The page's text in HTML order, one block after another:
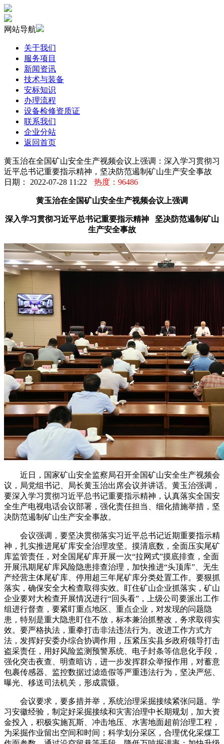
网站导航
关于我们
服务项目
新闻资讯
技术与装备
安标知识
办理流程
设备检修资质证
联系我们
企业分站
返回首页
黄玉治在全国矿山安全生产视频会议上强调：深入学习贯彻习
近平总书记重要指示精神，坚决防范遏制矿山生产安全事故
日期： 2022-07-28 11:22
热度：96486
黄玉治在全国矿山安全生产视频会议上强调
深入学习贯彻习近平总书记重要指示精神 坚决防范遏制矿山
生产安全事故
近日，国家矿山安全监察局召开全国矿山安全生产视频会
议，局党组书记、局长黄玉治出席会议并讲话。黄玉治强调，
要深入学习贯彻习近平总书记重要指示精神，认真落实全国安
全生产电视电话会议部署，强化责任担当、细化措施举措，坚
决防范遏制矿山生产安全事故。
会议强调，要坚决贯彻落实习近平总书记近期重要指示精
神，扎实推进尾矿库安全治理攻坚。摸清底数，全面压实尾矿
库监管责任，对全国尾矿库开展一次“拉网式”摸底排查，全面
开展汛期尾矿库风险隐患排查治理，加快推进“头顶库”、无生
产经营主体尾矿库、停用超三年尾矿库分类处置工作。要狠抓
落实，确保安全大检查取得实效。盯住矿山企业抓落实，矿山
企业要对大检查开展情况进行“回头看”，上级公司要派出工作
组进行督查，要紧盯重点地区、重点企业，对发现的问题隐
患，特别是重大隐患盯住不放，标本兼治抓整改，务求取得实
效。要严格执法，重拳打击非法违法行为。改进工作方式方
法，发挥好安委办综合协调作用，压紧压实县乡政府领导打击
盗采责任，用好风险监测预警系统、电子封条等信息化手段，
强化突击夜查、明查暗访，进一步发挥群众举报作用，对蓄意
包裹传感器、监控数据过滤造假等严重违法行为，坚决严惩、
曝光、移送司法机关，形成震慑。
会议要求，要多措并举，系统治理采掘接续紧张问题。学
习安徽经验，制定好采掘接续和灾害治理中长期规划，加大资
金投入，积极实施瓦斯、冲击地压、水害地面超前治理工程，
为采掘作业留出空间和时间；科学划分采区，合理优化采煤工